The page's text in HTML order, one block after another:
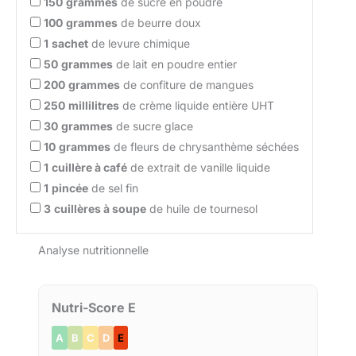
100 grammes de beurre doux
1 sachet de levure chimique
50 grammes de lait en poudre entier
200 grammes de confiture de mangues
250 millilitres de crème liquide entière UHT
30 grammes de sucre glace
10 grammes de fleurs de chrysanthème séchées
1 cuillère à café de extrait de vanille liquide
1 pincée de sel fin
3 cuillères à soupe de huile de tournesol
Analyse nutritionnelle
Nutri-Score E
A B C D E